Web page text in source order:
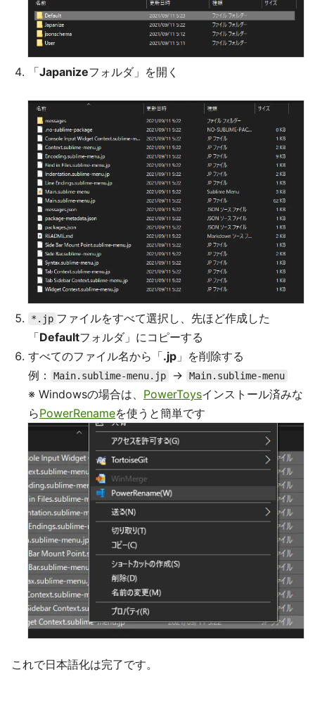
「Japanizeフォルダ」を開く
*.jp ファイルをすべて選択し、先ほど作成した
「Defaultフォルダ」にコピーする
すべてのファイル名から「.jp 」を削除する
例：
Main.sublime-menu.jp → Main.sublime-menu
※ Windowsの場合は、 PowerToysインストール済みな
らPowerRenameを使うと簡単です
これで日本語化は完了です。